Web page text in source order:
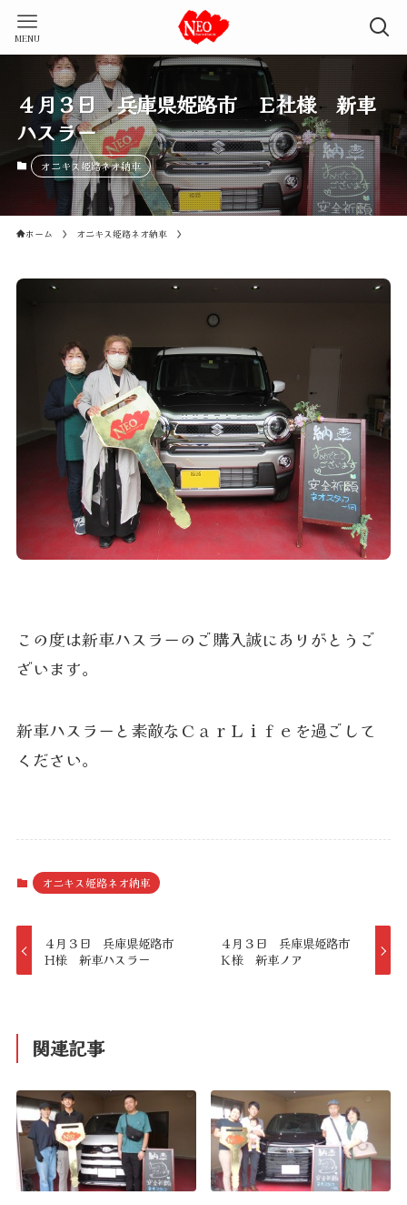
MENU
４月３日 兵庫県姫路市 Ｅ社様 新車
ハスラー
オニキス姫路ネオ納車
ホーム オニキス姫路ネオ納車
この度は新車ハスラーのご購入誠にありがとうご
ざいます。
新車ハスラーと素敵なＣａｒＬｉｆｅを過ごして
ください。
オニキス姫路ネオ納車
４月３日 兵庫県姫路市
Ｈ様 新車ハスラー
４月３日 兵庫県姫路市
Ｋ様 新車ノア
関連記事